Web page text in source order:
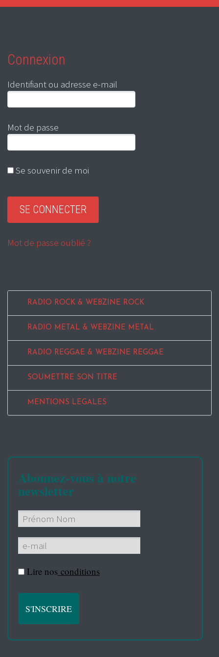
Connexion
Identifiant ou adresse e-mail
Mot de passe
Se souvenir de moi
Mot de passe oublié ?
RADIO ROCK & WEBZINE ROCK
RADIO METAL & WEBZINE METAL
RADIO REGGAE & WEBZINE REGGAE
SOUMETTRE SON TITRE
MENTIONS LEGALES
Abonnez-vous à notre
newsletter
Lire nos conditions